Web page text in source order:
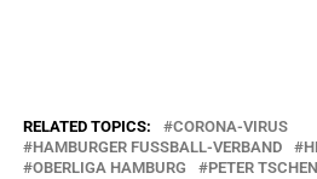
RELATED TOPICS:
CORONA-VIRUS
HAMBURGER FUSSBALL-VERBAND
OBERLIGA HAMBURG
PETER